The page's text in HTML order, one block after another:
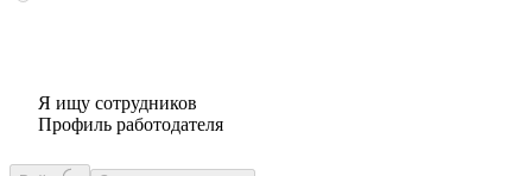
Я ищу сотрудников
Профиль работодателя